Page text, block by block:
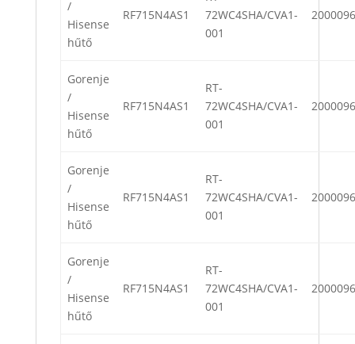
/
Hisense
hűtő
RF715N4AS1
72WC4SHA/CVA1-
001
Gorenje
/
Hisense
hűtő
RF715N4AS1
RT-
72WC4SHA/CVA1-
001
Gorenje
/
Hisense
hűtő
RF715N4AS1
RT-
72WC4SHA/CVA1-
001
Gorenje
/
Hisense
hűtő
RF715N4AS1
RT-
72WC4SHA/CVA1-
001